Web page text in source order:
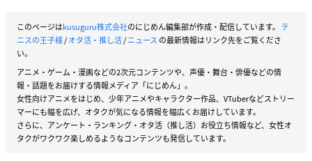
このページはkusuguru株式会社のにじめん編集部が作成・配信しています。 テ
ニスの王子様/オタ活・推し活/ニュース の最新情報はリンク先をご覧くださ
い。
アニメ・ゲーム・漫画などの2次元コンテンツや、声優・舞台・俳優などの情
報・話題をお届けする情報メディア「にじめん」。
女性向けアニメをはじめ、少年アニメやキャラクター作品、VTuberなどストリー
マーにも幅を広げ、オタクが気になる情報を幅広くお届けしています。
さらに、アンケート・ランキング・オタ活（推し活）お役立ち情報など、女性オ
タクがワクワク楽しめるようなコンテンツも発信しています。